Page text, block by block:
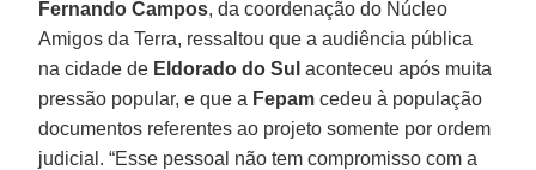
Fernando Campos, da coordenação do Núcleo
Amigos da Terra, ressaltou que a audiência pública
na cidade de Eldorado do Sul aconteceu após muita
pressão popular, e que a Fepam cedeu à população
documentos referentes ao projeto somente por ordem
judicial. “Esse pessoal não tem compromisso com a